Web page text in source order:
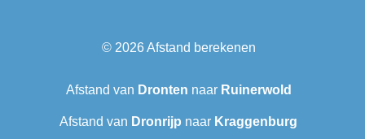
© 2026Afstand berekenen
Afstand van Dronten naar Ruinerwold
Afstand van Dronrijp naar Kraggenburg